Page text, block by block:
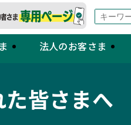
法人のお客さま
皆さまへ